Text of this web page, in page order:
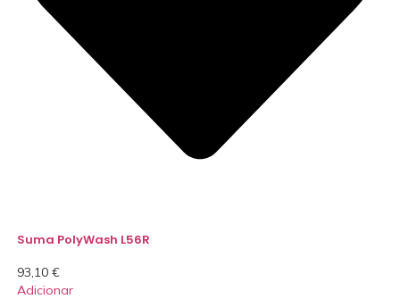
Suma PolyWash L56R
93,10 €
Adicionar